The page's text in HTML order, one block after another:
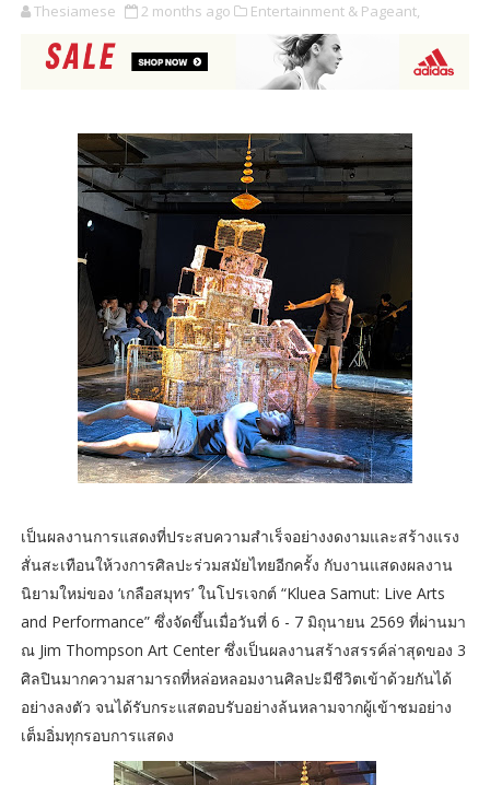
Thesiamese 2 months ago Entertainment & Pageant,
เป็นผลงานการแสดงที่ประสบความสำเร็จอย่างงดงามและสร้างแรง
สั่นสะเทือนให้วงการศิลปะร่วมสมัยไทยอีกครั้ง กับงานแสดงผลงาน
นิยามใหม่ของ ‘เกลือสมุทร’ ในโปรเจกต์ “Kluea Samut: Live Arts
and Performance” ซึ่งจัดขึ้นเมื่อวันที่ 6 - 7 มิถุนายน 2569 ที่ผ่านมา
ณ Jim Thompson Art Center ซึ่งเป็นผลงานสร้างสรรค์ล่าสุดของ 3
ศิลปินมากความสามารถที่หล่อหลอมงานศิลปะมีชีวิตเข้าด้วยกันได้
อย่างลงตัว จนได้รับกระแสตอบรับอย่างล้นหลามจากผู้เข้าชมอย่าง
เต็มอิ่มทุกรอบการแสดง